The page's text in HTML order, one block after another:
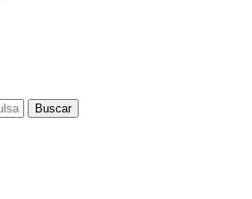
Buscar